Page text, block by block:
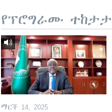
የፕሮግራሙ
ማርች 14, 2025